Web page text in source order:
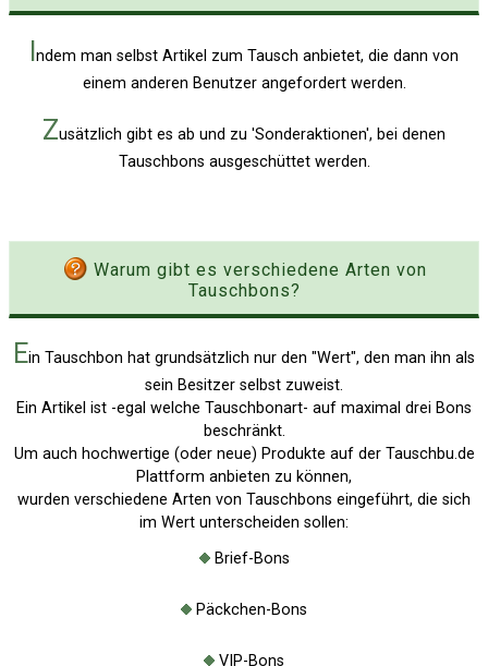
ndem man selbst Artikel zum Tausch anbietet, die dann von
einem anderen Benutzer angefordert werden.
Zusätzlich gibt es ab und zu 'Sonderaktionen', bei denen
Tauschbons ausgeschüttet werden.
Warum gibt es verschiedene Arten von
Tauschbons?
Ein Tauschbon hat grundsätzlich nur den "Wert", den man ihn als
sein Besitzer selbst zuweist.
Ein Artikel ist -egal welche Tauschbonart- auf maximal drei Bons
beschränkt.
Um auch hochwertige (oder neue) Produkte auf der Tauschbu.de
Plattform anbieten zu können,
wurden verschiedene Arten von Tauschbons eingeführt, die sich
im Wert unterscheiden sollen:
Brief-Bons
Päckchen-Bons
VIP-Bons